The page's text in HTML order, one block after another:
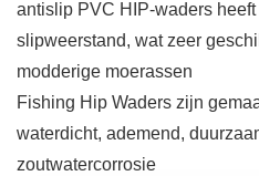
antislip PVC HIP-waders
slipweerstand, wat zeer
modderige moerassen
Fishing Hip Waders zijn
waterdicht, ademend,
zoutwatercorrosie